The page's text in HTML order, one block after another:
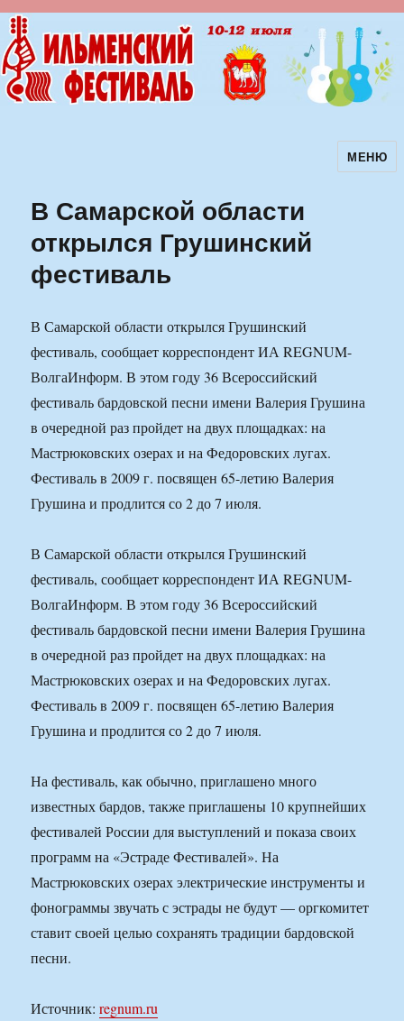
Ильменский фестиваль авторскойМЕНЮ
В Самарской области
открылся Грушинский
фестиваль
В Самарской области открылся Грушинский
фестиваль, сообщает корреспондент ИА REGNUM-
ВолгаИнформ. В этом году 36 Всероссийский
фестиваль бардовской песни имени Валерия Грушина
в очередной раз пройдет на двух площадках: на
Мастрюковских озерах и на Федоровских лугах.
Фестиваль в 2009 г. посвящен 65-летию Валерия
Грушина и продлится со 2 до 7 июля.
В Самарской области открылся Грушинский
фестиваль, сообщает корреспондент ИА REGNUM-
ВолгаИнформ. В этом году 36 Всероссийский
фестиваль бардовской песни имени Валерия Грушина
в очередной раз пройдет на двух площадках: на
Мастрюковских озерах и на Федоровских лугах.
Фестиваль в 2009 г. посвящен 65-летию Валерия
Грушина и продлится со 2 до 7 июля.
На фестиваль, как обычно, приглашено много
известных бардов, также приглашены 10 крупнейших
фестивалей России для выступлений и показа своих
программ на «Эстраде Фестивалей». На
Мастрюковских озерах электрические инструменты и
фонограммы звучать с эстрады не будут — оргкомитет
ставит своей целью сохранять традиции бардовской
песни.
Источник:regnum.ru